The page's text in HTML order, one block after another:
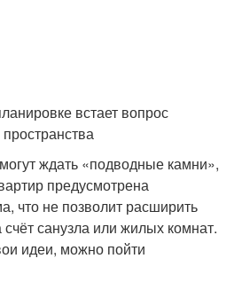
встает вопрос
ждать «подводные камни»,
предусмотрена
что не позволит расширить
счёт санузла или жилых комнат.
идеи, можно пойти